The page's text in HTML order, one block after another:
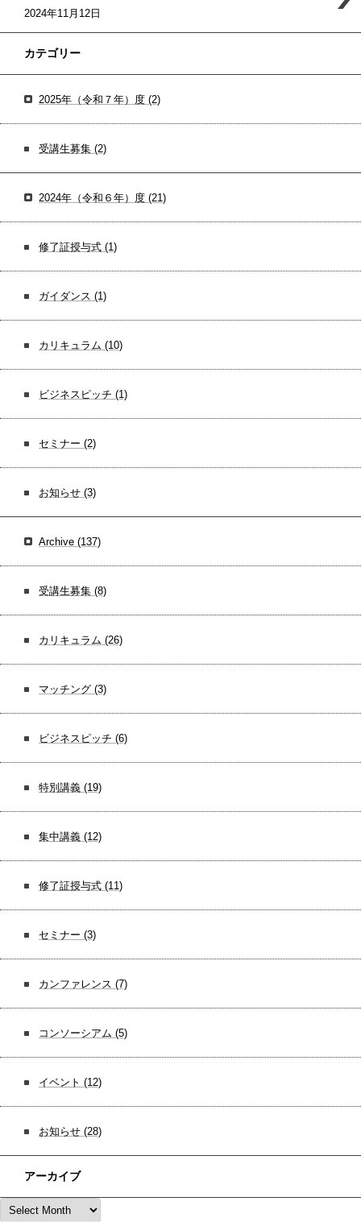
2024年11月12日
カテゴリー
2025年（令和７年）度 (2)
受講生募集 (2)
2024年（令和６年）度 (21)
修了証授与式 (1)
ガイダンス (1)
カリキュラム (10)
ビジネスピッチ (1)
セミナー (2)
お知らせ (3)
Archive (137)
受講生募集 (8)
カリキュラム (26)
マッチング (3)
ビジネスピッチ (6)
特別講義 (19)
集中講義 (12)
修了証授与式 (11)
セミナー (3)
カンファレンス (7)
コンソーシアム (5)
イベント (12)
お知らせ (28)
アーカイブ